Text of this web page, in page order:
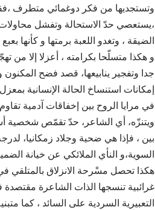
وتستجديها من فكر دوغمائي متطرف
،يستعصي حدّ الاستحالة وتفشل محاولات
الضيقة ، وتغدو اللعبة برمتها و كأنها
و هكذا متسلّحا بكرامته ، أعزلا إلا من
جدا وتفجير ينابيعها، قصد فضح المكنون
إمكانات استنساخ الحالة الإنسانية
في مرايا الروح بين إخفاقات آدمية
ويتنزّه، أي الشاعر، حدّ تقمّص شخصية
بين ، فإذا هي ضحية وجلاد زمكانيا،
السوية،و النأي الملائكي عن خيانة
هكذا تحصل مسْرحة الانزلاق بالمتلقي
غرائبية تنسجها الذات الشاعرة
التعبيرية السردية على السائد ، كما